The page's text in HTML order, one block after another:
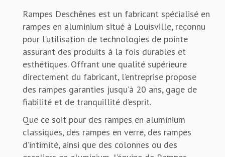
Rampes Deschênes est un fabricant spécialisé en
rampes en aluminium situé à Louisville, reconnu
pour l’utilisation de technologies de pointe
assurant des produits à la fois durables et
esthétiques. Offrant une qualité supérieure
directement du fabricant, l’entreprise propose
des rampes garanties jusqu’à 20 ans, gage de
fiabilité et de tranquillité d’esprit.
Que ce soit pour des rampes en aluminium
classiques, des rampes en verre, des rampes
d’intimité, ainsi que des colonnes ou des